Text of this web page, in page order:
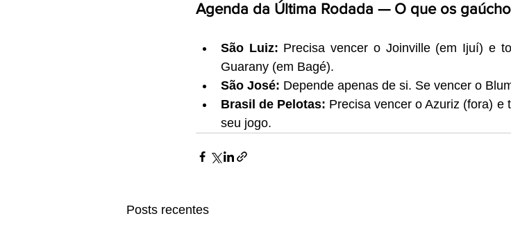
Agenda da Última Rodada — O que os
São Luiz: Precisa vencer o Joinville (em Ijuí) e
Guarany (em Bagé).
São José: Depende apenas de si. Se vencer o
Brasil de Pelotas: Precisa vencer o Azuriz (fora) e
seu jogo.
Posts recentes